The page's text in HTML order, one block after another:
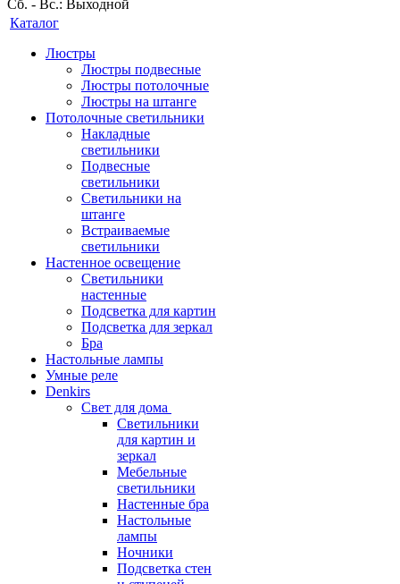
Сб. - Вс.: Выходной
Каталог
Люстры
Люстры подвесные
Люстры потолочные
Люстры на штанге
Потолочные светильники
Накладные
светильники
Подвесные
светильники
Светильники на
штанге
Встраиваемые
светильники
Настенное освещение
Светильники
настенные
Подсветка для картин
Подсветка для зеркал
Бра
Настольные лампы
Умные реле
Denkirs
Свет для дома
Светильники
для картин и
зеркал
Мебельные
светильники
Настенные бра
Настольные
лампы
Ночники
Подсветка стен